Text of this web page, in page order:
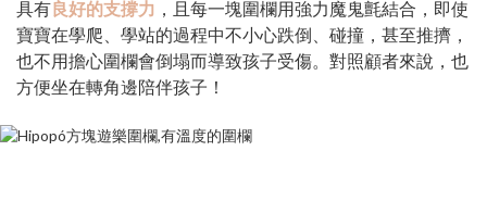
具有良好的支撐力 ，且每一塊圍欄用強力魔鬼氈結合，即使
寶寶在學爬、學站的過程中不小心跌倒、碰撞，甚至推擠，
也不用擔心圍欄會倒塌而導致孩子受傷。對照顧者來說，也
方便坐在轉角邊陪伴孩子！